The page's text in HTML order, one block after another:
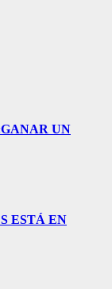
UN
ESTÁ EN